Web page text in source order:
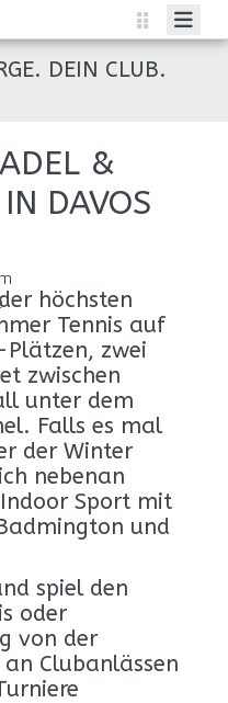
DEIN CLUB.
&
DAVOS
höchsten
Tennis auf
zwei
zwischen
unter dem
Falls es mal
der Winter
nebenan
Sport mit
und
spiel den
oder
von der
Clubanlässen